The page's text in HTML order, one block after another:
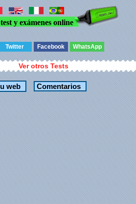
y exámenes online
Twitter Facebook WhatsApp
Ver otros Tests
Comentarios